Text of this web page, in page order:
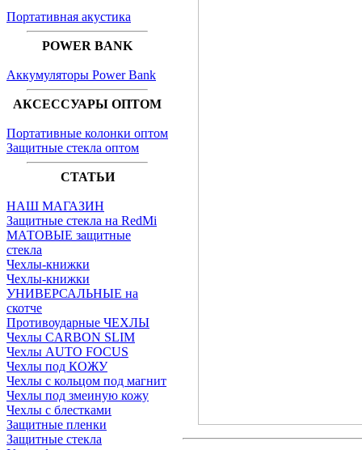
Портативная акустика
POWER BANK
Аккумуляторы Power Bank
АКСЕССУАРЫ ОПТОМ
Портативные колонки оптом
Защитные стекла оптом
СТАТЬИ
НАШ МАГАЗИН
Защитные стекла на RedMi
МАТОВЫЕ защитные
стекла
Чехлы-книжки
Чехлы-книжки
УНИВЕРСАЛЬНЫЕ на
скотче
Противоударные ЧЕХЛЫ
Чехлы CARBON SLIM
Чехлы AUTO FOCUS
Чехлы под КОЖУ
Чехлы с кольцом под магнит
Чехлы под змеиную кожу
Чехлы с блестками
Защитные пленки
Защитные стекла